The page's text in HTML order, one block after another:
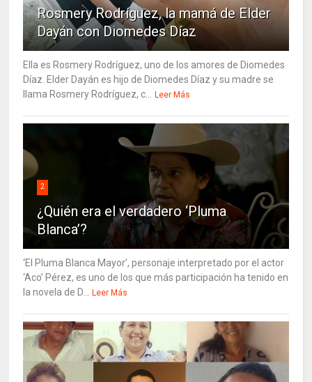
Rosmery Rodríguez, la mamá de Elder
Dayán con Diomedes Díaz
Ella es Rosmery Rodríguez, uno de los amores de Diomedes
Díaz. Elder Dayán es hijo de Diomedes Díaz y su madre se
llama Rosmery Rodríguez, c...
Leer Más
2
¿Quién era el verdadero ‘Pluma
Blanca’?
‘El Pluma Blanca Mayor’, personaje interpretado por el actor
‘Aco’ Pérez, es uno de los que más participación ha tenido en
la novela de D...
Leer Más